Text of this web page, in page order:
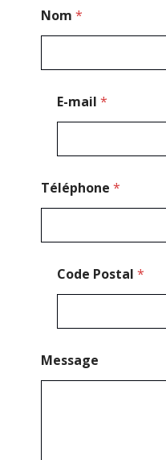
Nom *
E-mail *
Téléphone *
Code Postal *
Message